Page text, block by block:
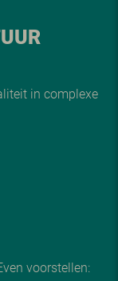
in complexe
voorstellen: